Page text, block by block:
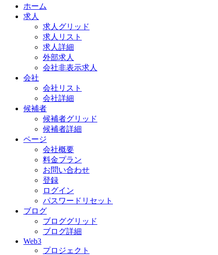
ホーム
求人
求人グリッド
求人リスト
求人詳細
外部求人
会社非表示求人
会社
会社リスト
会社詳細
候補者
候補者グリッド
候補者詳細
ページ
会社概要
料金プラン
お問い合わせ
登録
ログイン
パスワードリセット
ブログ
ブロググリッド
ブログ詳細
Web3
プロジェクト